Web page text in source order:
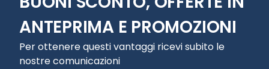
ANTEPRIMA E PROMOZIONI
Per ottenere questi vantaggi ricevi subito le
nostre comunicazioni